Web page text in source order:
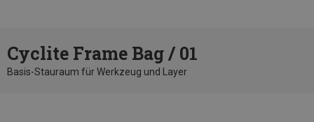
Cyclite Frame Bag / 01
Basis-Stauraum für Werkzeug und Layer